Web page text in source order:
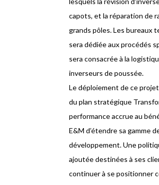
capots, et la réparation de
grands pôles. Les bureaux
sera dédiée aux procédés
sera consacrée à la
inverseurs de poussée.
Le déploiement de ce
du plan stratégique
performance accrue au
E&M d’étendre sa gamme
développement. Une
ajoutée destinées à ses
continuer à se positionner